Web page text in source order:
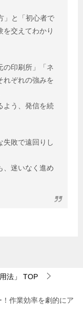
」と「初心者で
を交えてわかり
の印刷所」「ネ
れぞれの強みを
よう、発信を続
失敗で遠回りし
、迷いなく進め
法」
TOP
作業効率を劇的にア